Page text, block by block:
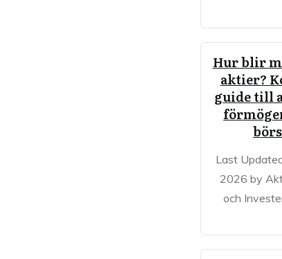
Hur blir
aktier?
guide till
Last
2026 by
och